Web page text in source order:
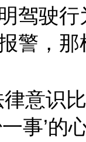
驾驶行
警，那
意识比
事’的